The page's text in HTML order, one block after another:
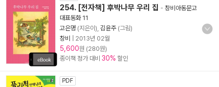
254. [전자책] 후박나무 우리 집 - 창비아동문고
대표동화 11
고은명 (지은이), 김윤주 (그림)
창비
2013년 02월
5,600원 (280원)
종이책 정가 대비 30% 할인
PDF